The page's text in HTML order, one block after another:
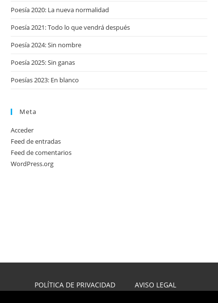
Poesía 2020: La nueva normalidad
Poesía 2021: Todo lo que vendrá después
Poesía 2024: Sin nombre
Poesía 2025: Sin ganas
Poesías 2023: En blanco
Meta
Acceder
Feed de entradas
Feed de comentarios
WordPress.org
POLÍTICA DE PRIVACIDAD
AVISO LEGAL